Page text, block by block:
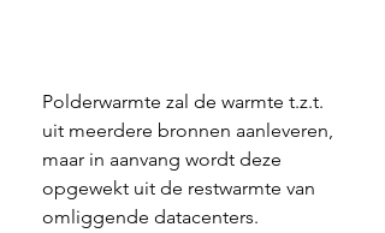
Polderwarmte zal de warmte t.z.t.
uit meerdere bronnen aanleveren,
maar in aanvang wordt deze
opgewekt uit de restwarmte van
omliggende datacenters.